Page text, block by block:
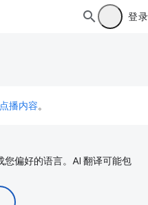
登录
播内容。
偏好的语言。AI 翻译可能包